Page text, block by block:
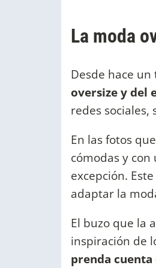
La moda
Desde hace un
oversize y del
redes sociales,
En las fotos
cómodas y
excepción.
adaptar la
El buzo que la
inspiración de
prenda